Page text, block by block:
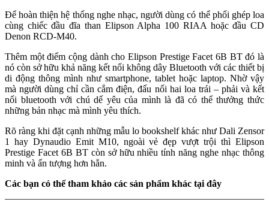
Để hoàn thiện hệ thống nghe nhạc, người dùng có thể phối ghép loa
cùng chiếc đầu đĩa than Elipson Alpha 100 RIAA hoặc đầu CD
Denon RCD-M40.
Thêm một điểm cộng dành cho Elipson Prestige Facet 6B BT đó là
nó còn sở hữu khả năng kết nối không dây Bluetooth với các thiết bị
di động thông mình như smartphone, tablet hoặc laptop. Nhờ vậy
mà người dùng chỉ cần cắm điện, đấu nối hai loa trái – phải và kết
nối bluetooth với chú dế yêu của mình là đã có thể thưởng thức
những bản nhạc mà mình yêu thích.
Rõ ràng khi đặt cạnh những mẫu lo bookshelf khác như Dali Zensor
1 hay Dynaudio Emit M10, ngoài vẻ đẹp vượt trội thì Elipson
Prestige Facet 6B BT còn sở hữu nhiều tính năng nghe nhạc thông
minh và ấn tượng hơn hẳn.
Các bạn có thể tham khảo các sản phẩm khác tại đây